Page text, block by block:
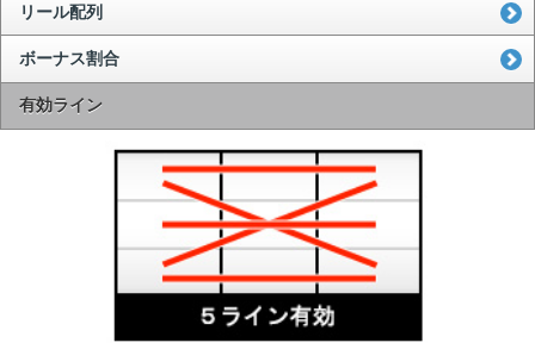
リール配列
ボーナス割合
有効ライン